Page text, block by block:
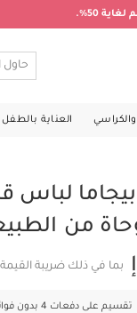
50%.
والكراسي العناية
من الطبيعة، 3
بما في ذلك ضريبة
تقسيم على دفعات 4 بدون فوائد بقيمة